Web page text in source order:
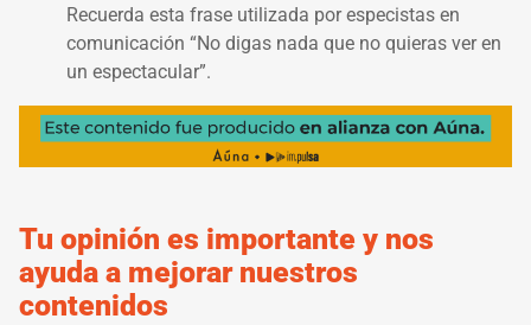
Recuerda esta frase utilizada por especistas en
comunicación “No digas nada que no quieras ver en
un espectacular”.
Tu opinión es importante y nos
ayuda a mejorar nuestros
contenidos